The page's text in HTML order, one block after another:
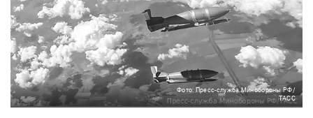
Фото: Пресс-служба Минобороны РФ/
ТАСС